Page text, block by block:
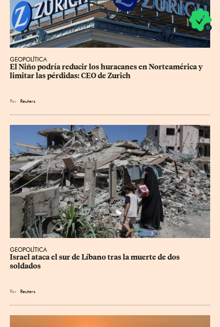
GEOPOLÍTICA
El Niño podría reducir los huracanes en Norteamérica y
limitar las pérdidas: CEO de Zurich
Por Reuters
GEOPOLÍTICA
Israel ataca el sur de Líbano tras la muerte de dos
soldados
Por Reuters